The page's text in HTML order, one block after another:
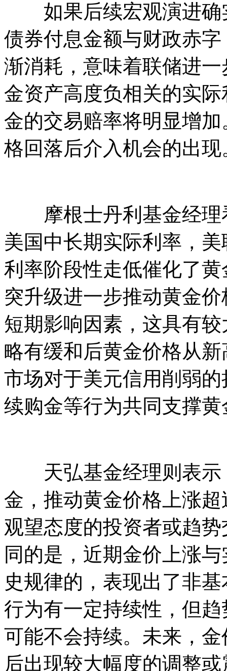
如果后续宏观演进确
债券付息金额与财政赤
渐消耗，意味着联储进
金资产高度负相关的实
金的交易赔率将明显增
格回落后介入机会的出现
摩根士丹利基金经理
美国中长期实际利率，
利率阶段性走低催化了
突升级进一步推动黄金
短期影响因素，这具有
略有缓和后黄金价格从
市场对于美元信用削弱
续购金等行为共同支撑
天弘基金经理则表示
金，推动黄金价格上涨
观望态度的投资者或趋
同的是，近期金价上涨
史规律的，表现出了非
行为有一定持续性，但
可能不会持续。未来，
后出现较大幅度的调整